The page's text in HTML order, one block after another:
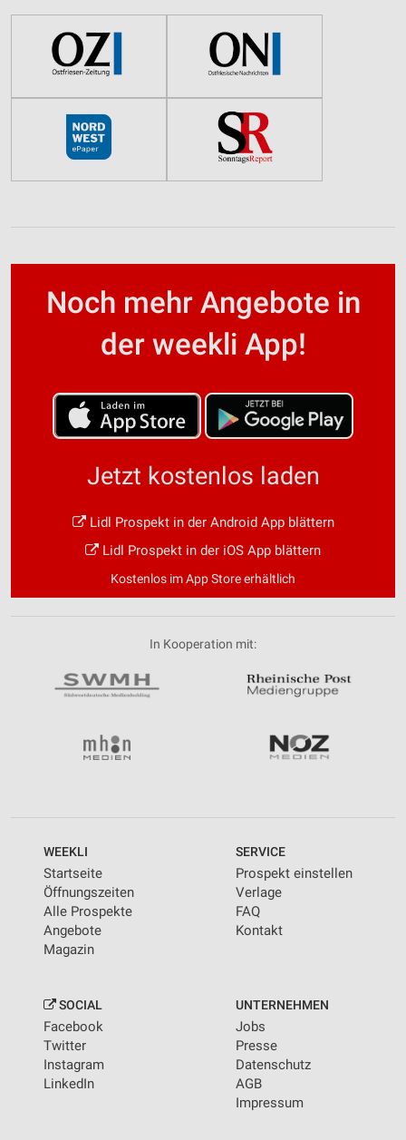
Noch mehr Angebote in
der weekli App!
Jetzt kostenlos laden
Lidl Prospekt in der Android App blättern
Lidl Prospekt in der iOS App blättern
Kostenlos im App Store erhältlich
In Kooperation mit:
WEEKLI
Startseite
Öffnungszeiten
Alle Prospekte
Angebote
Magazin
SERVICE
Prospekt einstellen
Verlage
FAQ
Kontakt
SOCIAL
Facebook
Twitter
Instagram
LinkedIn
UNTERNEHMEN
Jobs
Presse
Datenschutz
AGB
Impressum